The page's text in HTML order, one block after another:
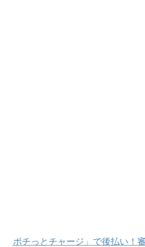
とチャージ」で後払い！審査がな